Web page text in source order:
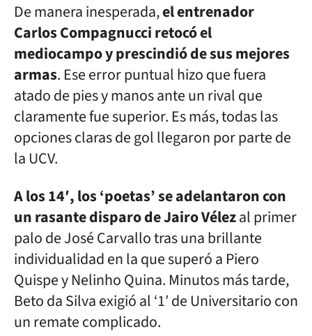
De manera inesperada,el entrenador
Carlos Compagnucci retocó el
mediocampo y prescindió de sus mejores
armas. Ese error puntual hizo que fuera
atado de pies y manos ante un rival que
claramente fue superior. Es más, todas las
opciones claras de gol llegaron por parte de
la UCV.
A los 14′, los ‘poetas’ se adelantaron con
un rasante disparo de Jairo Vélezal primer
palo de José Carvallo tras una brillante
individualidad en la que superó a Piero
Quispe y Nelinho Quina. Minutos más tarde,
Beto da Silva exigió al ‘1′ de Universitario con
un remate complicado.